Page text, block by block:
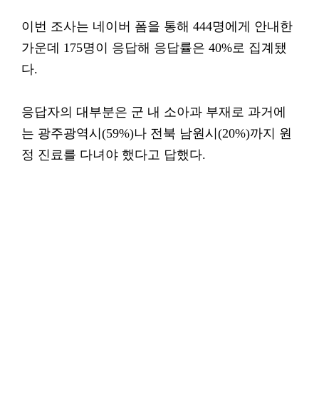
이번 조사는 네이버 폼을 통해 444명에게 안내한
가운데 175명이 응답해 응답률은 40%로 집계됐
다.
응답자의 대부분은 군 내 소아과 부재로 과거에
는 광주광역시(59%)나 전북 남원시(20%)까지 원
정 진료를 다녀야 했다고 답했다.